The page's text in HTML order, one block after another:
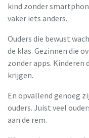
kind zonder
vaker iets anders.
Ouders die bewust
de klas. Gezinnen die
zonder apps.
krijgen.
En opvallend genoeg
ouders. Juist veel
aan de rem.